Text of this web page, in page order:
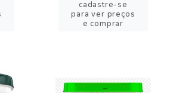
cadastre-se
para ver preços
e comprar